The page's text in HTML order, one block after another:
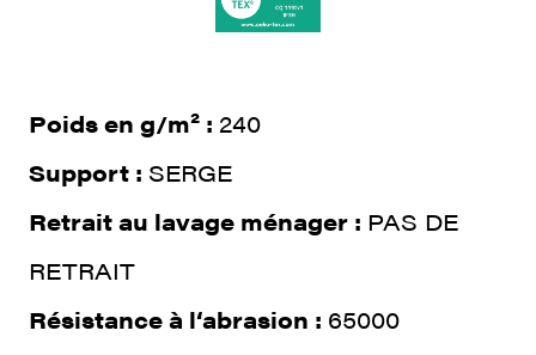
Poids en g/m² : 240
Support : SERGE
Retrait au lavage ménager : PAS DE
RETRAIT
Résistance à l‘abrasion : 65000